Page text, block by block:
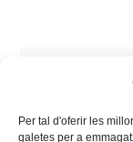
Per tal d'oferir les
galetes per a